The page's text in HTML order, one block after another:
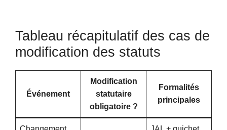
Tableau récapitulatif des cas de
modification des statuts
Événement
Modification
statutaire
obligatoire ?
Formalités
principales